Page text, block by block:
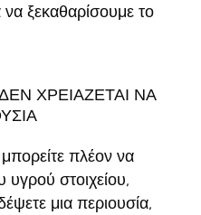
ξεκαθαρίσουμε το
ΧΡΕΙΑΖΕΤΑΙ ΝΑ
μπορείτε πλέον να
υγρού στοιχείου,
μια περιουσία,